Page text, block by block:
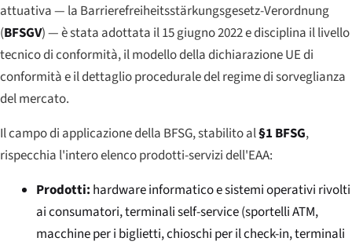
attuativa — la Barrierefreiheitsstärkungsgesetz-Verordnung
(BFSGV) — è stata adottata il 15 giugno 2022 e disciplina il livello
tecnico di conformità, il modello della dichiarazione UE di
conformità e il dettaglio procedurale del regime di sorveglianza
del mercato.
Il campo di applicazione della BFSG, stabilito al§1 BFSG,
rispecchia l'intero elenco prodotti-servizi dell'EAA:
Prodotti: hardware informatico e sistemi operativi rivolti
ai consumatori, terminali self-service (sportelli ATM,
macchine per i biglietti, chioschi per il check-in, terminali